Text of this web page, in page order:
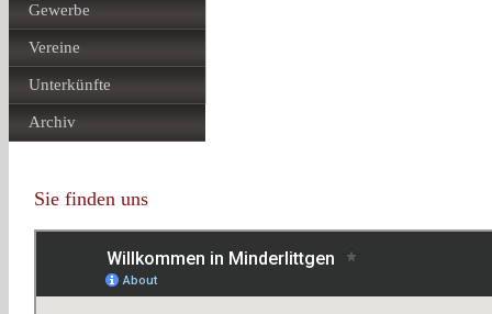
Gewerbe
Vereine
Unterkünfte
Archiv
Sie finden uns